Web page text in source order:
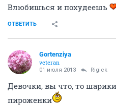
Влюбишься и похудеешь
ОТВЕТИТЬ
Gortenziya
veteran
01 июля 2013 Rigick
Девочки, вы что, то
пироженки